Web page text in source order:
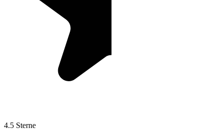
4.5 Sterne